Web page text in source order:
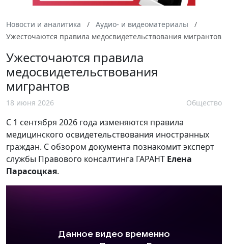
Новости и аналитика
Аудио- и видеоматериалы
Ужесточаются правила медосвидетельствования мигрантов
Ужесточаются правила
медосвидетельствования
мигрантов
18 июня 2026 Общество
С 1 сентября 2026 года изменяются правила
медицинского освидетельствования иностранных
граждан. С обзором документа познакомит эксперт
cлужбы Правового консалтинга ГАРАНТ Елена
Парасоцкая.